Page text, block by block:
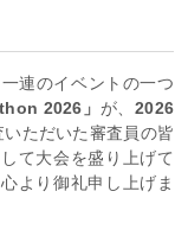
連のイベントの一つ
2026」 が、2026
いただいた審査員の皆
て大会を盛り上げて
より御礼申し上げま